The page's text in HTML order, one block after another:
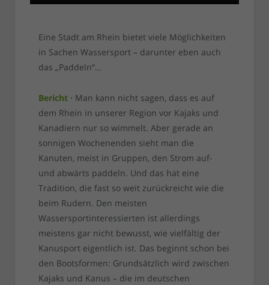
Eine Stadt am Rhein bietet viele Möglichkeiten
in Sachen Wassersport – darunter eben auch
das „Paddeln“…
Bericht · Man kann nicht sagen, dass es auf
dem Rhein in unserer Region vor Kajaks und
Kanadiern nur so wimmelt. Aber gerade an
sonnigen Wochenenden sieht man die
Kanuten, meist in Gruppen, den Strom auf-
und abwärts paddeln. Und das hat eine
Tradition, die fast so weit zurückreicht wie die
beim Rudern. Den meisten
Wassersportinteressierten ist allerdings
meistens gar nicht bewusst, wie vielfältig der
Kanusport eigentlich ist. Das beginnt schon bei
den Bootsformen: Grundsätzlich wird zwischen
Kajaks und Kanus – die im deutschen